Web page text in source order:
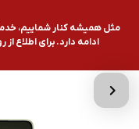
مثل همیشه کنار شماییم،
ادامه دارد. برای اطلاع